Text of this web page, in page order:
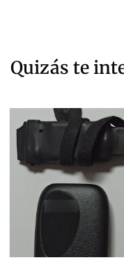
Quizás te